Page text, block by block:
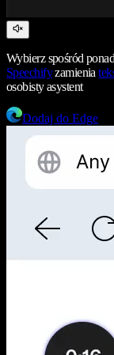
Wybierz spośród
Speechifyzamienia
osobisty asystent
Dodaj do Edge